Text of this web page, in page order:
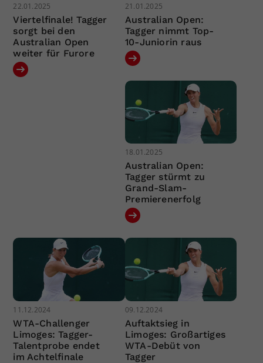
22.01.2025
Viertelfinale! Tagger
sorgt bei den
Australian Open
weiter für Furore
21.01.2025
Australian Open:
Tagger nimmt Top-
10-Juniorin raus
18.01.2025
Australian Open:
Tagger stürmt zu
Grand-Slam-
Premierenerfolg
11.12.2024
WTA-Challenger
Limoges: Tagger-
Talentprobe endet
im Achtelfinale
09.12.2024
Auftaktsieg in
Limoges: Großartiges
WTA-Debüt von
Tagger